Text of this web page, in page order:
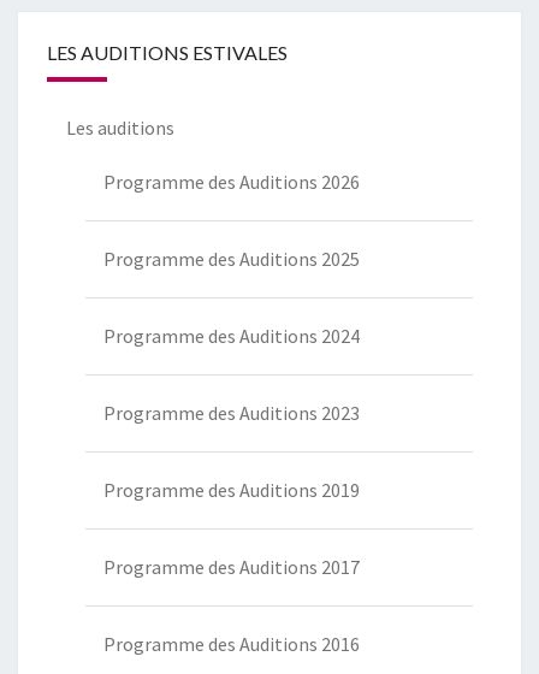
LES AUDITIONS ESTIVALES
Les auditions
Programme des Auditions 2026
Programme des Auditions 2025
Programme des Auditions 2024
Programme des Auditions 2023
Programme des Auditions 2019
Programme des Auditions 2017
Programme des Auditions 2016